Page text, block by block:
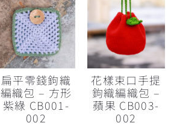
扁平零錢鉤織
編織包 – 方形
紫綠 CB001-
002
花樣束口手提
鉤織編織包 –
蘋果 CB003-
002